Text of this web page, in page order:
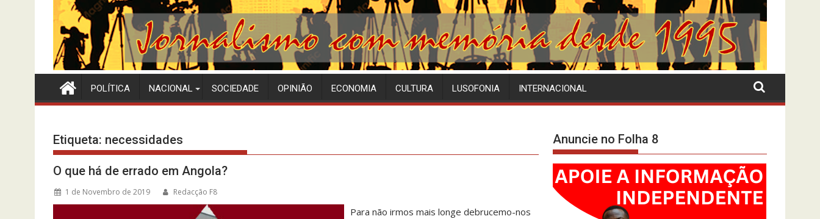
POLÍTICA NACIONAL SOCIEDADE OPINIÃO ECONOMIA CULTURA LUSOFONIA INTERNACIONAL
Etiqueta: necessidades
O que há de errado em Angola?
1 de Novembro de 2019 Redacção F8
Para não irmos mais longe debrucemo-nos
Anuncie no Folha 8